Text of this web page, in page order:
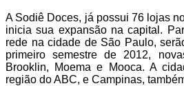
A Sodiê Doces, já possui 76 lojas
inicia sua expansão na capital.
rede na cidade de São Paulo,
primeiro semestre de 2012,
Brooklin, Moema e Mooca. A
região do ABC, e Campinas,